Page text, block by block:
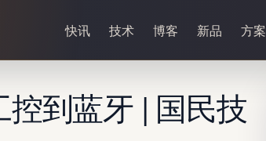
快讯 技术 博客 新品 方案
到蓝牙 | 国民技